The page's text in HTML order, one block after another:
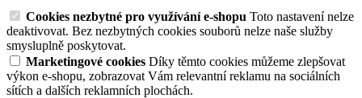
Cookies nezbytné pro využívání e-shopu Toto nastavení nelze
deaktivovat. Bez nezbytných cookies souborů nelze naše služby
smysluplně poskytovat.
Marketingové cookies Díky těmto cookies můžeme zlepšovat
výkon e-shopu, zobrazovat Vám relevantní reklamu na sociálních
sítích a dalších reklamních plochách.